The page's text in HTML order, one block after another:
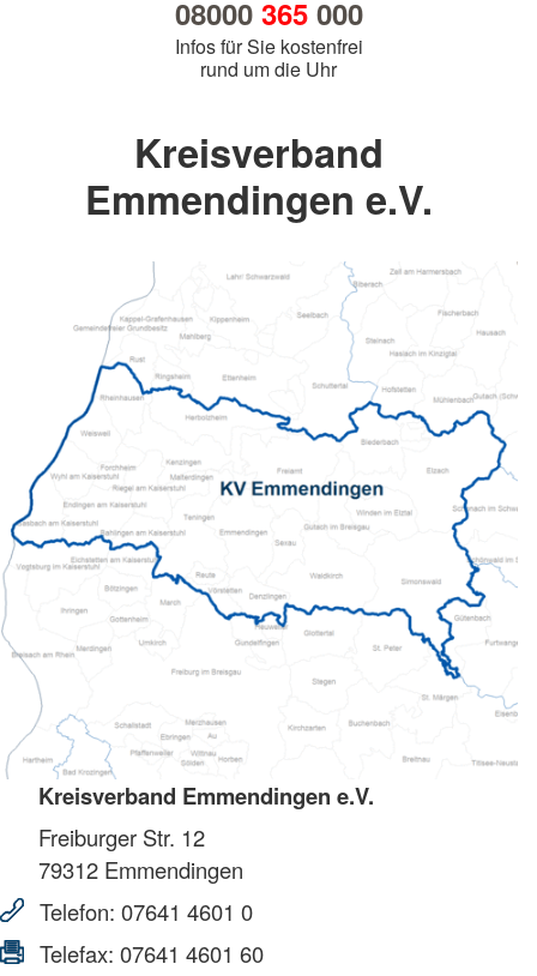
08000 365000
Infos für Sie kostenfrei
rund um die Uhr
Kreisverband
Emmendingen e.V.
Kreisverband Emmendingen e.V.
Freiburger Str. 12
79312 Emmendingen
Telefon: 07641 4601 0
Telefax: 07641 4601 60